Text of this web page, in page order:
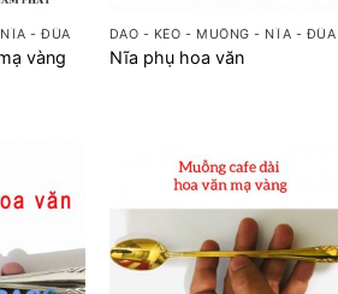
- ĐŨA
vàng
DAO - KÉO - MUỖNG - NĨA - ĐŨA
Nĩa phụ hoa văn